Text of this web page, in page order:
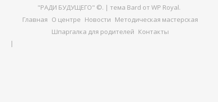
"РАДИ БУДУЩЕГО" ©. | тема Bard от WP Royal.
Главная О центре Новости Методическая мастерская
Шпаргалка для родителей Контакты